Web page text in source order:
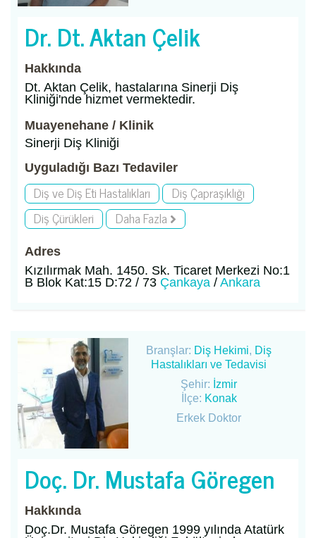
Dr. Dt. Aktan Çelik
Hakkında
Dt. Aktan Çelik, hastalarına Sinerji Diş
Kliniği'nde hizmet vermektedir.
Muayenehane / Klinik
Sinerji Diş Kliniği
Uyguladığı Bazı Tedaviler
Diş ve Diş Eti Hastalıkları
Diş Çapraşıklığı
Diş Çürükleri
Daha Fazla
Adres
Kızılırmak Mah. 1450. Sk. Ticaret Merkezi No:1
B Blok Kat:15 D:72 / 73 Çankaya / Ankara
Branşlar: Diş Hekimi, Diş
Hastalıkları ve Tedavisi
Şehir: İzmir
İlçe: Konak
Erkek Doktor
Doç. Dr. Mustafa Göregen
Hakkında
Doç.Dr. Mustafa Göregen 1999 yılında Atatürk